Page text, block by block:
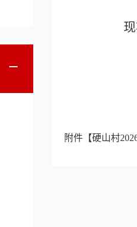
现将峰
附件【硬山村